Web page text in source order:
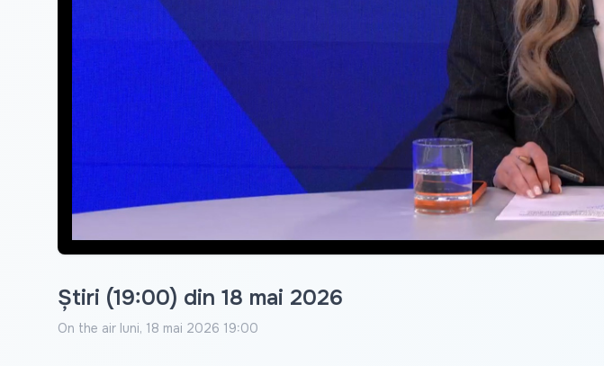
Știri (19:00) din 18 mai 2026
On the air luni, 18 mai 2026 19:00